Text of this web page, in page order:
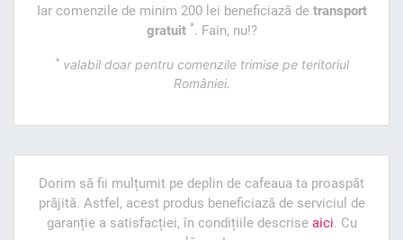
Iar comenzile de minim 200 lei beneficiază de transport
gratuit *. Fain, nu!?
*valabil doar pentru comenzile trimise pe teritoriul
României.
Dorim să fii mulțumit pe deplin de cafeaua ta proaspăt
prăjită. Astfel, acest produs beneficiază de serviciul de
garanție a satisfacției, în condițiile descrise aici. Cu